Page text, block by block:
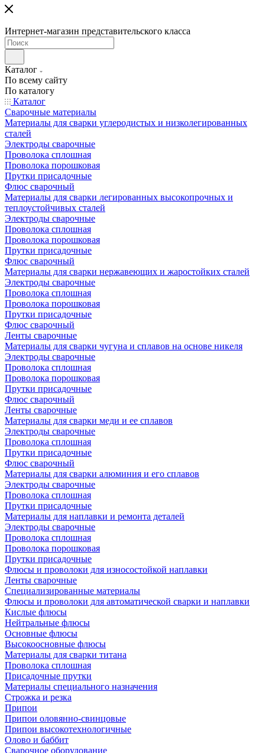
Интернет-магазин представительского класса
Каталог
По всему сайту
По каталогу
Каталог
Сварочные материалы
Материалы для сварки углеродистых и низколегированных
сталей
Электроды сварочные
Проволока сплошная
Проволока порошковая
Прутки присадочные
Флюс сварочный
Материалы для сварки легированных высокопрочных и
теплоустойчивых сталей
Электроды сварочные
Проволока сплошная
Проволока порошковая
Прутки присадочные
Флюс сварочный
Материалы для сварки нержавеющих и жаростойких сталей
Электроды сварочные
Проволока сплошная
Проволока порошковая
Прутки присадочные
Флюс сварочный
Ленты сварочные
Материалы для сварки чугуна и сплавов на основе никеля
Электроды сварочные
Проволока сплошная
Проволока порошковая
Прутки присадочные
Флюс сварочный
Ленты сварочные
Материалы для сварки меди и ее сплавов
Электроды сварочные
Проволока сплошная
Прутки присадочные
Флюс сварочный
Материалы для сварки алюминия и его сплавов
Электроды сварочные
Проволока сплошная
Прутки присадочные
Материалы для наплавки и ремонта деталей
Электроды сварочные
Проволока сплошная
Проволока порошковая
Прутки присадочные
Флюсы и проволоки для износостойкой наплавки
Ленты сварочные
Специализированные материалы
Флюсы и проволоки для автоматической сварки и наплавки
Кислые флюсы
Нейтральные флюсы
Основные флюсы
Высокоосновные флюсы
Материалы для сварки титана
Проволока сплошная
Присадочные прутки
Материалы специального назначения
Строжка и резка
Припои
Припои оловянно-свинцовые
Припои высокотехнологичные
Олово и баббит
Сварочное оборудование